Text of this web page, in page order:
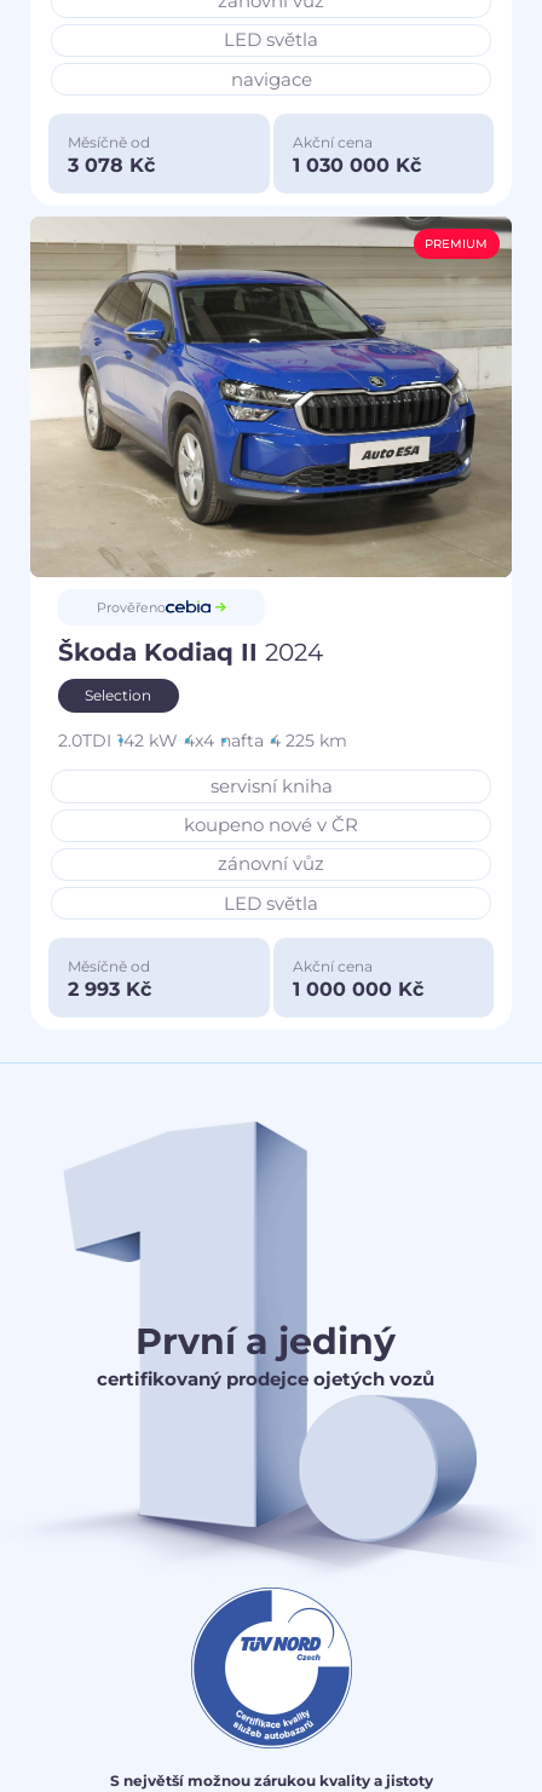
LED světla
navigace
Měsíčně od
3 078 Kč
Akční cena
1 030 000 Kč
PREMIUM
Prověřeno
Škoda Kodiaq II 2024
Selection
2.0TDI 142 kW 4x4 nafta 4 225 km
servisní kniha
koupeno nové v ČR
zánovní vůz
LED světla
Měsíčně od
2 993 Kč
Akční cena
1 000 000 Kč
První a jediný
certifikovaný prodejce ojetých vozů
S největší možnou zárukou kvality a jistoty